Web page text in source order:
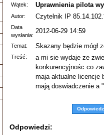
Wątek: Uprawnienia pilota
Autor: Czytelnik IP
Data
wysłania:
2012-06-29 14:59
Temat: Skazany będzie mógł
Treść:
a mi sie wydaje ze
konkurencyjnośc co
maja aktualne licencje
mają doswiadczenie a
Odpowiedz
Odpowiedzi: